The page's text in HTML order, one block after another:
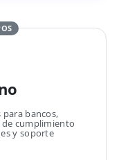
bancos,
cumplimiento
y soporte